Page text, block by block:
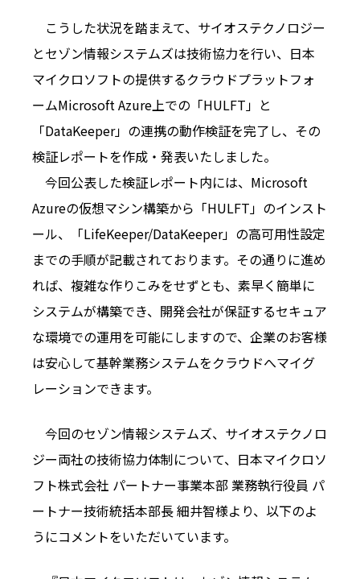
こうした状況を踏まえて、サイオステクノロジー
とセゾン情報システムズは技術協力を行い、日本
マイクロソフトの提供するクラウドプラットフォ
ームMicrosoft Azure上での「HULFT」と
「DataKeeper」の連携の動作検証を完了し、その
検証レポートを作成・発表いたしました。
今回公表した検証レポート内には、Microsoft
Azureの仮想マシン構築から「HULFT」のインスト
ール、「LifeKeeper/DataKeeper」の高可用性設定
までの手順が記載されております。その通りに進め
れば、複雑な作りこみをせずとも、素早く簡単に
システムが構築でき、開発会社が保証するセキュア
な環境での運用を可能にしますので、企業のお客様
は安心して基幹業務システムをクラウドへマイグ
レーションできます。
今回のセゾン情報システムズ、サイオステクノロ
ジー両社の技術協力体制について、日本マイクロソ
フト株式会社 パートナー事業本部 業務執行役員 パ
ートナー技術統括本部長 細井智様より、以下のよ
うにコメントをいただいています。